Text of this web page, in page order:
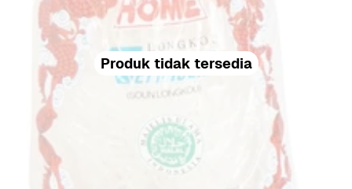
Produk tidak tersedia